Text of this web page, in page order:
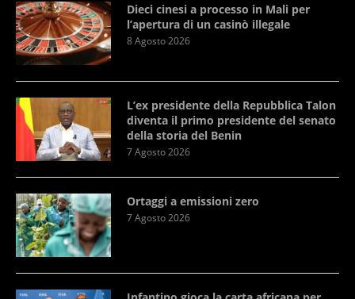
Dieci cinesi a processo in Mali per
l’apertura di un casinò illegale
8 Agosto 2026
L’ex presidente della Repubblica Talon
diventa il primo presidente del senato
della storia del Benin
7 Agosto 2026
Ortaggi a emissioni zero
7 Agosto 2026